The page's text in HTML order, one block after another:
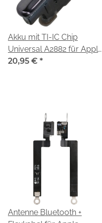
Akku mit TI-IC Chip
Universal A2882 für Apple
iPhone 14
20,95 € *
Antenne Bluetooth +